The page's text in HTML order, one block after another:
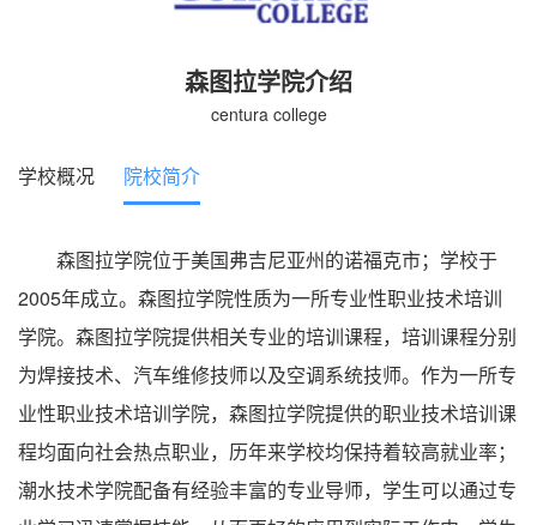
森图拉学院介绍
centura college
学校概况 院校简介
森图拉学院位于美国弗吉尼亚州的诺福克市；学校于
2005年成立。森图拉学院性质为一所专业性职业技术培训
学院。森图拉学院提供相关专业的培训课程，培训课程分别
为焊接技术、汽车维修技师以及空调系统技师。作为一所专
业性职业技术培训学院，森图拉学院提供的职业技术培训课
程均面向社会热点职业，历年来学校均保持着较高就业率；
潮水技术学院配备有经验丰富的专业导师，学生可以通过专